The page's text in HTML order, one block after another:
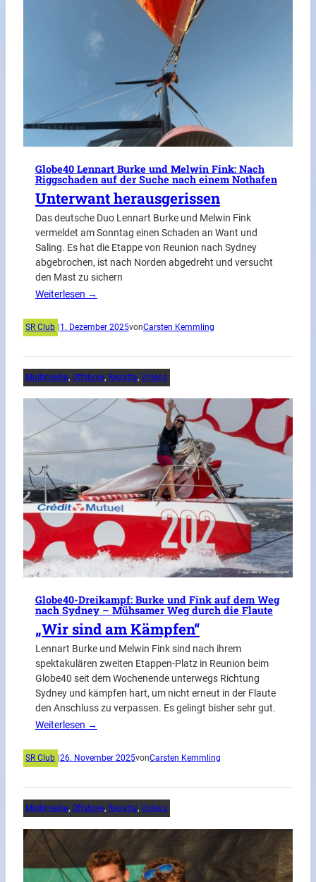
Globe40 Lennart Burke und Melwin Fink: Nach
Riggschaden auf der Suche nach einem Nothafen
Unterwant herausgerissen
Das deutsche Duo Lennart Burke und Melwin Fink
vermeldet am Sonntag einen Schaden an Want und
Saling. Es hat die Etappe von Reunion nach Sydney
abgebrochen, ist nach Norden abgedreht und versucht
den Mast zu sichern
Weiterlesen →
SR Club 1. Dezember 2025vonCarsten Kemmling
Multimedia, Offshore, Regatta, Videos
Globe40-Dreikampf: Burke und Fink auf dem Weg
nach Sydney – Mühsamer Weg durch die Flaute
„Wir sind am Kämpfen“
Lennart Burke und Melwin Fink sind nach ihrem
spektakulären zweiten Etappen-Platz in Reunion beim
Globe40 seit dem Wochenende unterwegs Richtung
Sydney und kämpfen hart, um nicht erneut in der Flaute
den Anschluss zu verpassen. Es gelingt bisher sehr gut.
Weiterlesen →
SR Club 26. November 2025vonCarsten Kemmling
Multimedia, Offshore, Regatta, Videos